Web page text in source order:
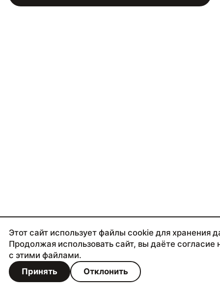
Этот сайт использует файлы cookie для хранения
Продолжая использовать сайт, вы даёте согласие
с этими файлами.
Принять
Отклонить